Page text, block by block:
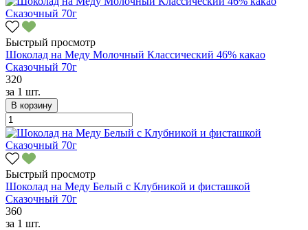
Быстрый просмотр
Шоколад на Меду Молочный Классический 46% какао
Сказочный 70г
320
за 1 шт.
В корзину
Быстрый просмотр
Шоколад на Меду Белый с Клубникой и фисташкой
Сказочный 70г
360
за 1 шт.